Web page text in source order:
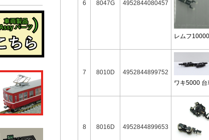
6 8047G 4952844080457
レムフ
7 8010D
4952844899752
ワキ5000
8 8016D 4952844899653